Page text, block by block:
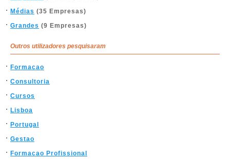
Médias (35 Empresas)
Grandes (9 Empresas)
Outros utilizadores pesquisaram
Formacao
Consultoria
Cursos
Lisboa
Portugal
Gestao
Formacao Profissional